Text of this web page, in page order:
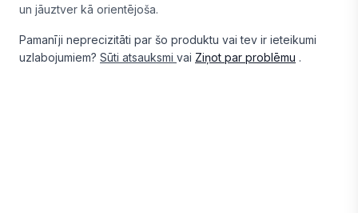
un jāuztver kā orientējoša.
Pamanīji neprecizitāti par šo produktu vai tev ir ieteikumi
uzlabojumiem? Sūti atsauksmi vai Ziņot par problēmu .